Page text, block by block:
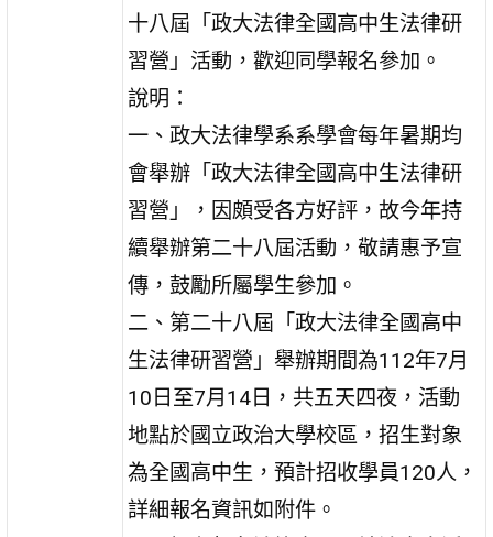
十八屆「政大法律全國高中生法律研
習營」活動，歡迎同學報名參加。
說明：
一、政大法律學系系學會每年暑期均
會舉辦「政大法律全國高中生法律研
習營」，因頗受各方好評，故今年持
續舉辦第二十八屆活動，敬請惠予宣
傳，鼓勵所屬學生參加。
二、第二十八屆「政大法律全國高中
生法律研習營」舉辦期間為112年7月
10日至7月14日，共五天四夜，活動
地點於國立政治大學校區，招生對象
為全國高中生，預計招收學員120人，
詳細報名資訊如附件。